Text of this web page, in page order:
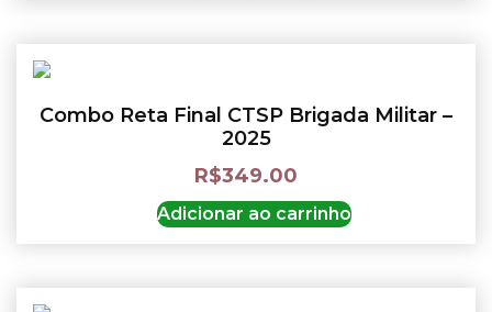
Combo Reta Final CTSP Brigada Militar –
2025
R$349.00
Adicionar ao carrinho